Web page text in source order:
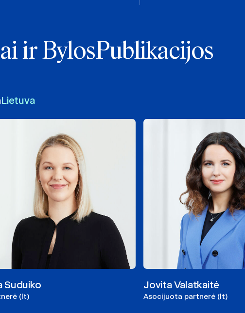
ir BylosPublikacijos
Lietuva
Suduiko
(lt)
Jovita Valatkaitė
Asocijuota partnerė (lt)